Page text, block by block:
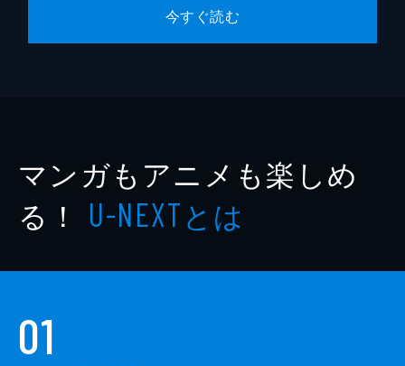
今すぐ読む
マンガもアニメも楽しめ
る！ U-NEXTとは
01